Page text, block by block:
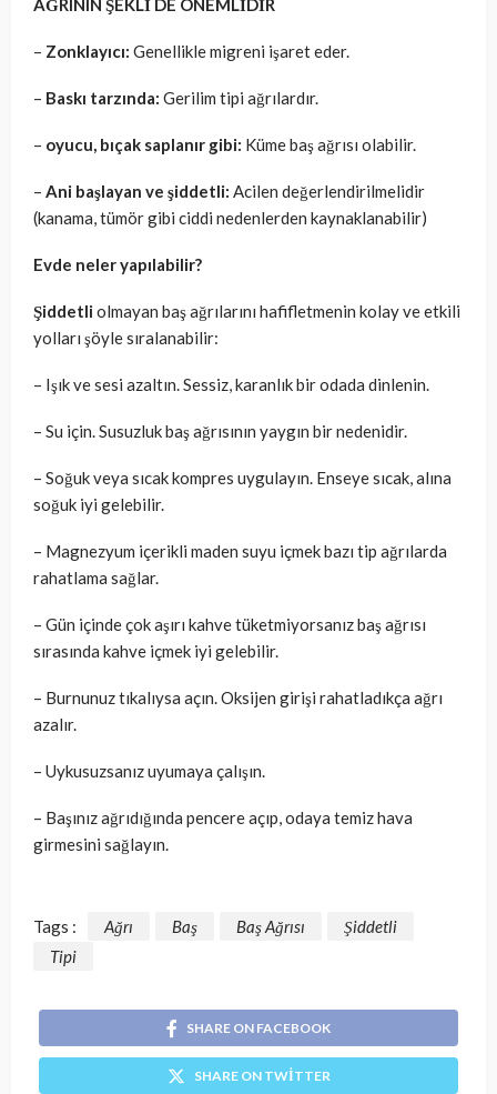
AĞRININ ŞEKLİ DE ÖNEMLİDİR
– Zonklayıcı: Genellikle migreni işaret eder.
– Baskı tarzında: Gerilim tipi ağrılardır.
– oyucu, bıçak saplanır gibi: Küme baş ağrısı olabilir.
– Ani başlayan ve şiddetli: Acilen değerlendirilmelidir
(kanama, tümör gibi ciddi nedenlerden kaynaklanabilir)
Evde neler yapılabilir?
Şiddetliolmayan baş ağrılarını hafifletmenin kolay ve etkili
yolları şöyle sıralanabilir:
– Işık ve sesi azaltın. Sessiz, karanlık bir odada dinlenin.
– Su için. Susuzluk baş ağrısının yaygın bir nedenidir.
– Soğuk veya sıcak kompres uygulayın. Enseye sıcak, alına
soğuk iyi gelebilir.
– Magnezyum içerikli maden suyu içmek bazı tip ağrılarda
rahatlama sağlar.
– Gün içinde çok aşırı kahve tüketmiyorsanız baş ağrısı
sırasında kahve içmek iyi gelebilir.
– Burnunuz tıkalıysa açın. Oksijen girişi rahatladıkça ağrı
azalır.
– Uykusuzsanız uyumaya çalışın.
– Başınız ağrıdığında pencere açıp, odaya temiz hava
girmesini sağlayın.
Tags : Ağrı Baş Baş Ağrısı
Şiddetli
Tipi
SHARE ON FACEBOOK
SHARE ON TWITTER